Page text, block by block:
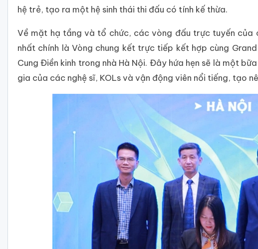
hệ trẻ, tạo ra một hệ sinh thái thi đấu có tính kế thừa.
Về mặt hạ tầng và tổ chức, các vòng đấu trực tuyến của
nhất chính là Vòng chung kết trực tiếp kết hợp cùng
Cung Điền kinh trong nhà Hà Nội. Đây hứa hẹn sẽ là một
gia của các nghệ sĩ, KOLs và vận động viên nổi tiếng, tạo